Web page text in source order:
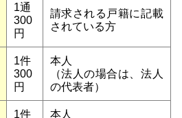
1通
300
円
請求される戸籍に記載
されている方
1件
300
円
本人
（法人の場合は、法人
の代表者）
1件
本人